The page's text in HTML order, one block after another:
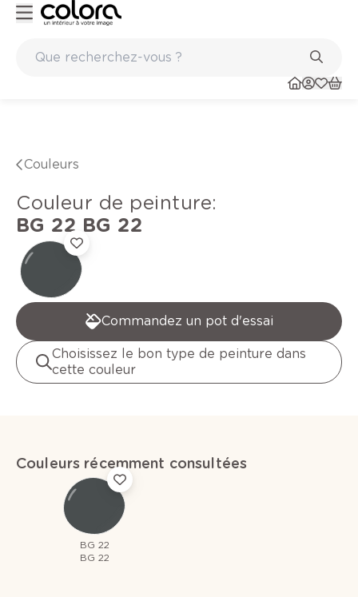
Couleurs
Couleur de peinture:
BG 22 BG 22
Commandez un pot d'essai
Choisissez le bon type de peinture dans
cette couleur
Couleurs récemment consultées
BG 22
BG 22